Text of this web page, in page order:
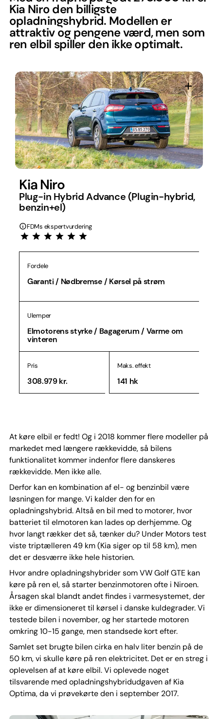
Kia Niro den billigste
opladningshybrid. Modellen er
attraktiv og pengene værd, men som
ren elbil spiller den ikke optimalt.
Kia Niro
Plug-in Hybrid Advance (Plugin-hybrid,
benzin+el)
FDMs ekspertvurdering
Fordele
Garanti / Nødbremse / Kørsel på strøm
Ulemper
Elmotorens styrke / Bagagerum / Varme om
vinteren
Pris
308.979 kr.
Maks. effekt
141 hk
At køre elbil er fedt! Og i 2018 kommer flere modeller på
markedet med længere rækkevidde, så bilens
funktionalitet kommer indenfor flere danskeres
rækkevidde. Men ikke alle.
Derfor kan en kombination af el- og benzinbil være
løsningen for mange. Vi kalder den for en
opladningshybrid. Altså en bil med to motorer, hvor
batteriet til elmotoren kan lades op derhjemme. Og
hvor langt rækker det så, tænker du? Under Motors test
viste triptælleren 49 km (Kia siger op til 58 km), men
det er desværre ikke hele historien.
Hvor andre opladningshybrider som VW Golf GTE kan
køre på ren el, så starter benzinmotoren ofte i Niroen.
Årsagen skal blandt andet findes i varmesystemet, der
ikke er dimensioneret til kørsel i danske kuldegrader. Vi
testede bilen i november, og her startede motoren
omkring 10-15 gange, men standsede kort efter.
Samlet set brugte bilen cirka en halv liter benzin på de
50 km, vi skulle køre på ren elektricitet. Det er en streg i
oplevelsen af at køre elbil. Vi oplevede noget
tilsvarende med opladningshybridudgaven af Kia
Optima, da vi prøvekørte den i september 2017.